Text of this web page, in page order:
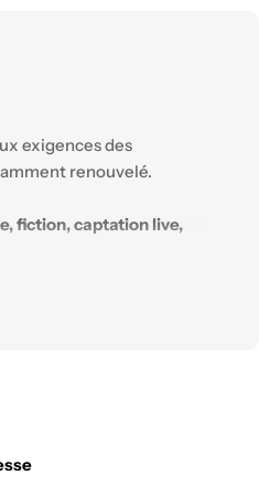
exigences des
renouvelé.
fiction, captation live,